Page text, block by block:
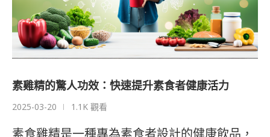
素雞精的驚人功效：快速提升素食者健康活力
2025-03-20 1.1K 觀看